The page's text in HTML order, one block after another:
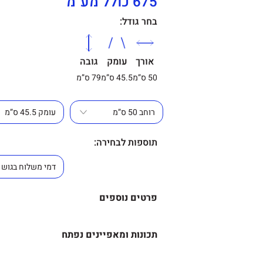
בחר גודל:
אורך
50 ס”מ
עומק
45.5 ס”מ
גובה
79 ס”מ
תוספות לבחירה:
פרטים נוספים
תכונות ומאפיינים נפתח